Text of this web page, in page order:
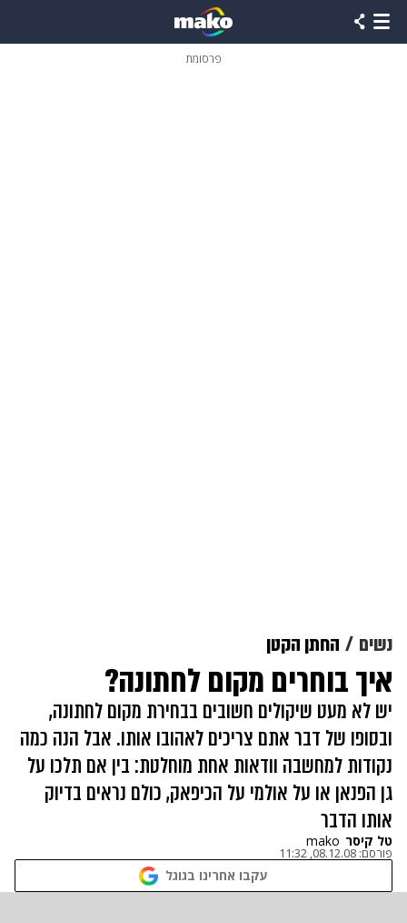
פרסומת
נשים החתן הקטן
איך בוחרים מקום לחתונה?
יש לא מעט שיקולים חשובים בבחירת מקום לחתונה,
ובסופו של דבר אתם צריכים לאהובו אותו. אבל הנה כמה
נקודות למחשבה וודאות אחת מוחלטת: בין אם תלכו על
גן הפנאן או על אולמי על הכיפאק, כולם נראים בדיוק
אותו הדבר
טל קיסר mako
פורסם: 08.12.08, 11:32
עקבו אחרינו בגוגל